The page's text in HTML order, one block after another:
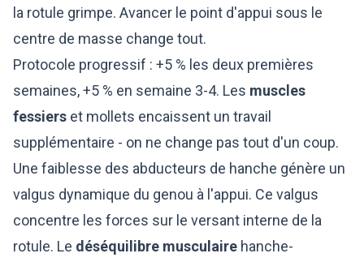
la rotule grimpe. Avancer le point d'appui sous le
centre de masse change tout.
Protocole progressif : +5 % les deux premières
semaines, +5 % en semaine 3-4. Les muscles
fessiers et mollets encaissent un travail
supplémentaire - on ne change pas tout d'un coup.
Une faiblesse des abducteurs de hanche génère un
valgus dynamique du genou à l'appui. Ce valgus
concentre les forces sur le versant interne de la
rotule. Le déséquilibre musculaire hanche-